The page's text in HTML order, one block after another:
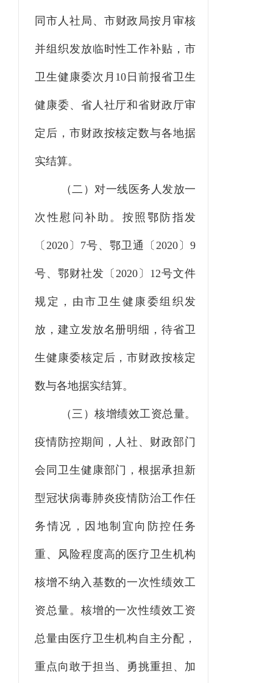
同 市 人社 局、市财政局按月审核
并组织发放临时性工作补贴，市
卫生健康委次月 10 日前报省卫生
健康委、省人社厅和省财政厅审
定后，市财政按核定数与各地据
实结算。
（二）对一线医务人发放一
次性慰问补助。 按照鄂防指发
〔 2020 〕 7号、鄂卫通〔 2020 〕 9
号、鄂财社发〔 2020 〕 12号文件
规定，由市卫生健康委组织发
放，建立发放名册明细，待省卫
生健 康委核定后，市财政按核定
数与各地据实结算。
（三）核增绩效工资总量。
疫情防控期间 ， 人社、财政部门
会同卫生健康部门，根据承担新
型冠状病毒肺炎疫情防治工作任
务情况，因地制宜向防控任务
重、风险程度高的医疗卫生机构
核增不纳入基数的一次性绩效工
资总量。核增的一次性绩效工资
总量由医疗卫生机构自主分配，
重点向敢于担当、勇挑重担、加